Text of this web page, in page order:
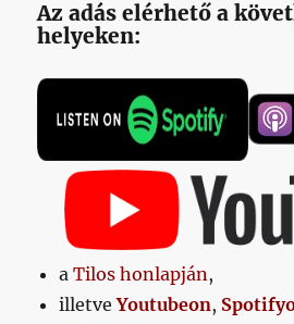
Az adás elérhető a
helyeken:
aTilos honlapján ,
illetveYoutubeon,